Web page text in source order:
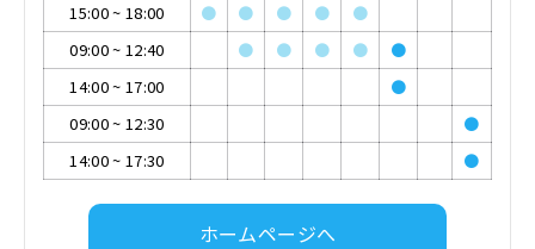
15:00~ 18:00 ● ● ● ●
●
09:00~ 12:40 ● ● ● ●
●
14:00~ 17:00
●
09:00~ 12:30
●
14:00~ 17:30 ●
ホームページへ